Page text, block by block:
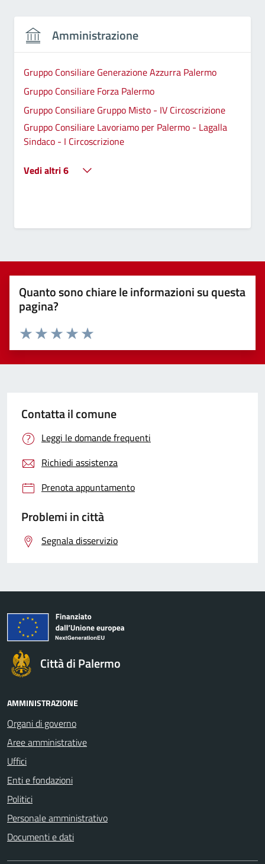
Amministrazione
Gruppo Consiliare Generazione Azzurra Palermo
Gruppo Consiliare Forza Palermo
Gruppo Consiliare Gruppo Misto - IV Circoscrizione
Gruppo Consiliare Lavoriamo per Palermo - Lagalla
Sindaco - I Circoscrizione
Vedi altri 6
Quanto sono chiare le informazioni su questa
pagina?
Valuta 5 stelle su 5
Valuta 4 stelle su 5
Valuta 3 stelle su 5
Valuta 2 stelle su 5
Valuta 1 stelle su 5
Contatta il comune
Leggi le domande frequenti
Richiedi assistenza
Prenota appuntamento
Problemi in città
Segnala disservizio
Città di Palermo
AMMINISTRAZIONE
Organi di governo
Aree amministrative
Uffici
Enti e fondazioni
Politici
Personale amministrativo
Documenti e dati